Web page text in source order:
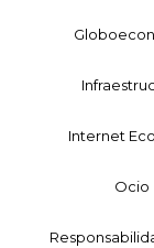
Internet
Ocio